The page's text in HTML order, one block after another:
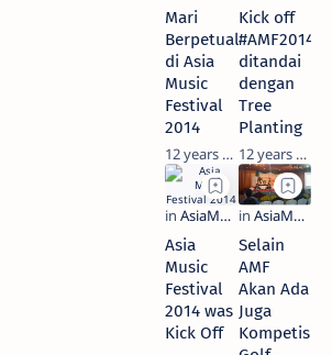
Mari
Berpetualang
di Asia
Music
Festival
2014
12 years ago
Kick off
#AMF2014
ditandai
dengan
Tree
Planting
12 years ago
Asia
Music
Festival
2014 was
Kick Off
Selain
AMF
Akan Ada
Juga
Kompetisi